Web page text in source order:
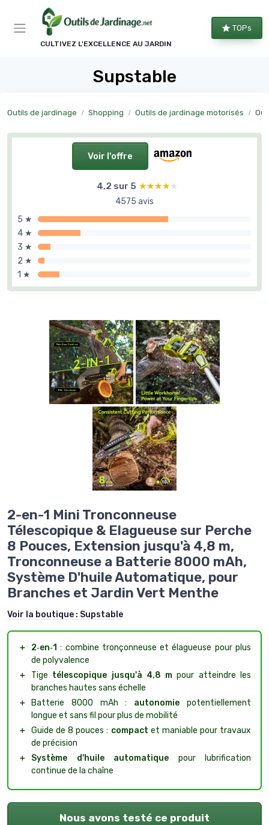
CULTIVEZ L'EXCELLENCE AU JARDIN
TOPs
Supstable
Outils de jardinage Shopping Outils de jardinage motorisés
Voir l'offre
4,2 sur 5 ★★★★★
★★★★★
4575 avis
5 ★
4 ★
3 ★
2 ★
1 ★
2-en-1 Mini Tronconneuse
Télescopique & Elagueuse sur Perche
8 Pouces, Extension jusqu'à 4,8 m,
Tronconneuse a Batterie 8000 mAh,
Système D'huile Automatique, pour
Branches et Jardin Vert Menthe
Voir la boutique : Supstable
＋ 2‑en‑1 : combine tronçonneuse et élagueuse pour plus
de polyvalence
＋
Tige télescopique jusqu'à 4,8 m pour atteindre les
branches hautes sans échelle
＋ Batterie 8000 mAh : autonomie potentiellement
longue et sans fil pour plus de mobilité
＋ Guide de 8 pouces : compact et maniable pour travaux
de précision
＋
Système d'huile automatique pour lubrification
continue de la chaîne
Nous avons testé ce produit
Panneau de gestion des cookies